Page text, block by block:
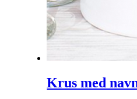
Krus med